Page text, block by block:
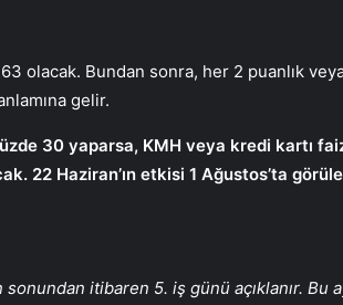
olacak. Bundan sonra, her 2 puanlık
gelir.
30 yaparsa, KMH veya kredi kartı
22 Haziran’ın etkisi 1 Ağustos’ta
itibaren 5. iş günü açıklanır. Bu